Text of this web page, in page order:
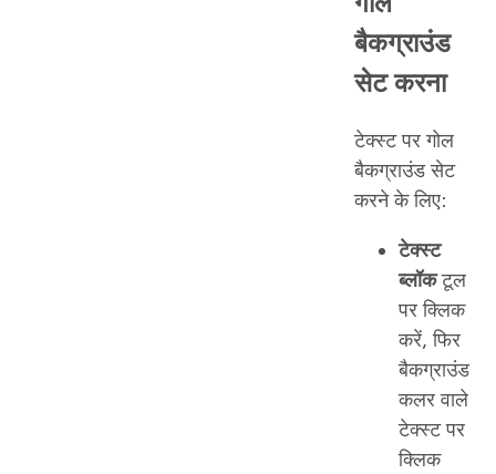
बैकग्राउंड
सेट करना
टेक्स्ट पर गोल
बैकग्राउंड सेट
करने के लिए:
टेक्स्ट
ब्लॉकटूल
पर क्लिक
करें, फिर
बैकग्राउंड
कलर वाले
टेक्स्ट पर
क्लिक